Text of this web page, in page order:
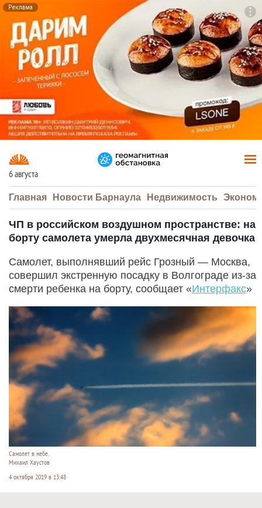
Реклама
6 августа
Главная Новости Барнаула Недвижимость
ЧП в российском воздушном пространстве: на
борту самолета умерла двухмесячная девочка
Самолет, выполнявший рейс Грозный — Москва,
совершил экстренную посадку в Волгограде из-за
смерти ребенка на борту, сообщает «Интерфакс»
Самолет в небе.
Михаил Хаустов
4 октября 2019 в 13:48